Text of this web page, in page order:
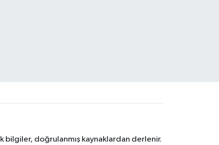
bilgiler, doğrulanmış kaynaklardan derlenir.